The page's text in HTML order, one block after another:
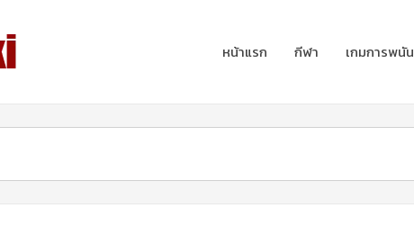
หน้าแรก กีฬา เกมการพนัน